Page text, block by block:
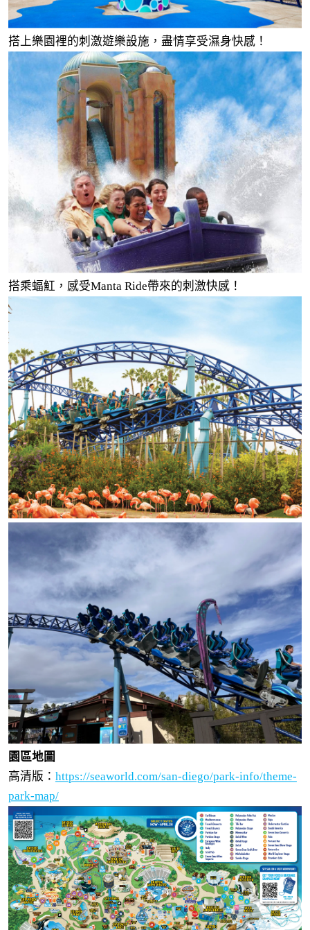
搭上樂園裡的刺激遊樂設施，盡情享受濕身快感！
搭乘蝠魟，感受Manta Ride帶來的刺激快感！
園區地圖
高清版： https://seaworld.com/san-diego/park-info/theme-
park-map/